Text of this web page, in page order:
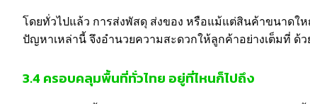
โดยทั่วไปแล้ว การส่งพัสดุ ส่งของ หรือแม้แต่สินค้าขนาดใ
ปัญหาเหล่านี้ จึงอำนวยความสะดวกให้ลูกค้าอย่างเต็มที่ ด้ว
3.4ครอบคลุมพื้นที่ทั่วไทย อยู่ที่ไหนก็ไปถึง